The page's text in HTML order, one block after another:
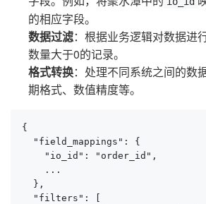
的相应字段。
数据过滤：根据业务逻辑对数据进
数量大于0的记录。
格式转换：处理不同系统之间的数
期格式、数值精度等。
{
  "field_mappings": {
    "io_id": "order_id",
    ...
  },
  "filters": [